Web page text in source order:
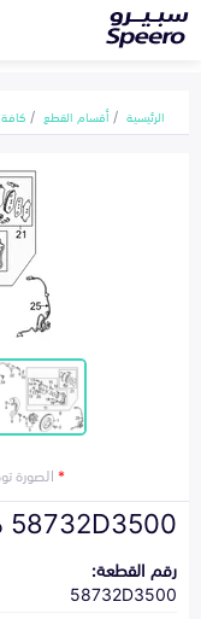
الرئيسية أقسام القطع
*الصورة
58732D3500 هونداي
رقم القطعة:
58732D3500